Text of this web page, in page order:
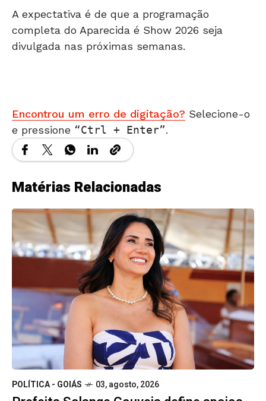
A expectativa é de que a programação
completa do Aparecida é Show 2026 seja
divulgada nas próximas semanas.
Encontrou um erro de digitação? Selecione-o
e pressione
Ctrl + Enter .
Matérias Relacionadas
POLÍTICA - GOIÁS 03, agosto, 2026